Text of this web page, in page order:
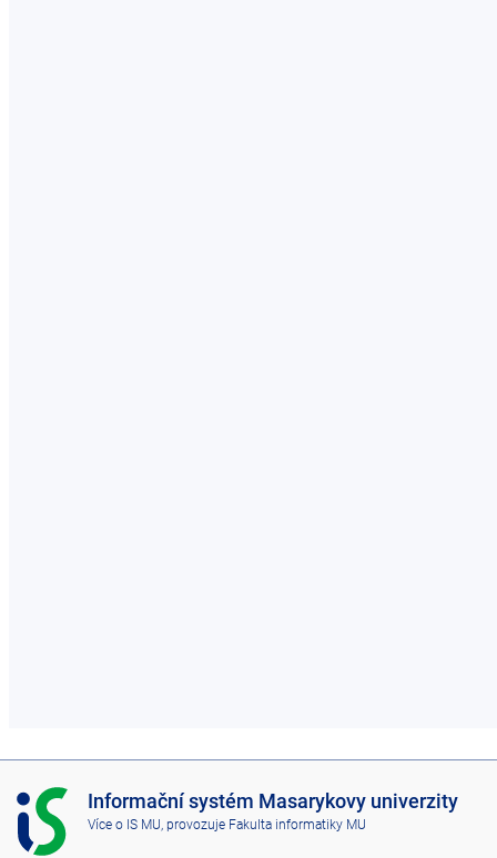
I
S
M
Informační systém Masarykovy univerzity
Více o IS MU , provozuje Fakulta informatiky MU